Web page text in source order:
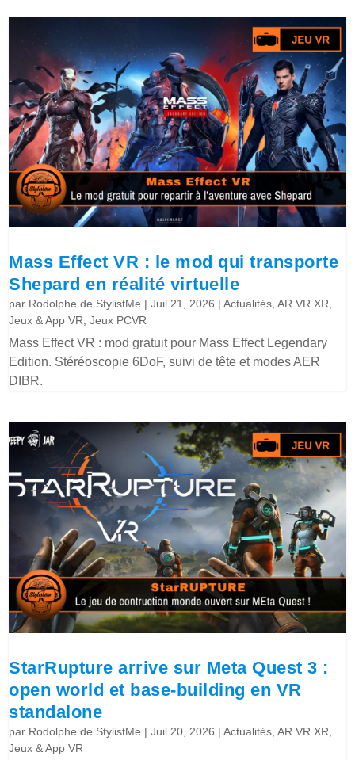
Mass Effect VR : le mod qui transporte
Shepard en réalité virtuelle
par Rodolphe de StylistMe |Juil 21, 2026 |Actualités ,AR VR XR
Jeux & App VR ,Jeux PCVR
Mass Effect VR : mod gratuit pour Mass Effect Legendary
Edition. Stéréoscopie 6DoF, suivi de tête et modes AER
DIBR.
StarRupture arrive sur Meta Quest 3 :
open world et base-building en VR
standalone
par Rodolphe de StylistMe |Juil 20, 2026 |Actualités ,AR VR XR
Jeux & App VR